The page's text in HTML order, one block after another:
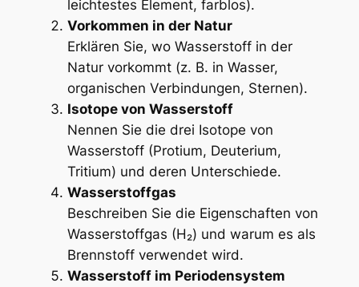
leichtestes Element, farblos).
Vorkommen in der Natur
Erklären Sie, wo Wasserstoff in der
Natur vorkommt (z. B. in Wasser,
organischen Verbindungen, Sternen).
Isotope von Wasserstoff
Nennen Sie die drei Isotope von
Wasserstoff (Protium, Deuterium,
Tritium) und deren Unterschiede.
Wasserstoffgas
Beschreiben Sie die Eigenschaften von
Wasserstoffgas (H₂) und warum es als
Brennstoff verwendet wird.
Wasserstoff im Periodensystem